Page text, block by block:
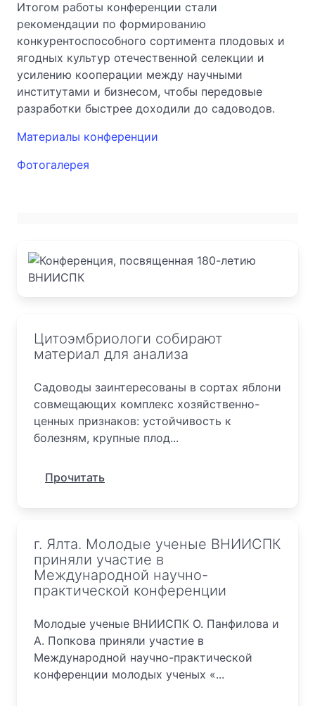
Итогом работы конференции стали
рекомендации по формированию
конкурентоспособного сортимента плодовых и
ягодных культур отечественной селекции и
усилению кооперации между научными
институтами и бизнесом, чтобы передовые
разработки быстрее доходили до садоводов.
Материалы конференции
Фотогалерея
Цитоэмбриологи собирают
материал для анализа
Садоводы заинтересованы в сортах яблони
совмещающих комплекс хозяйственно-
ценных признаков: устойчивость к
болезням, крупные плод...
Прочитать
г. Ялта. Молодые ученые ВНИИСПК
приняли участие в
Международной научно-
практической конференции
Молодые ученые ВНИИСПК О. Панфилова и
А. Попкова приняли участие в
Международной научно-практической
конференции молодых ученых «...